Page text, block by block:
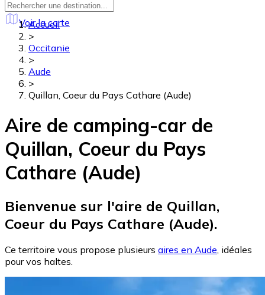
Voir la carte
Accueil
>
Occitanie
>
Aude
>
Quillan, Coeur du Pays Cathare (Aude)
Aire de camping-car de
Quillan, Coeur du Pays
Cathare (Aude)
Bienvenue sur l'aire de Quillan,
Coeur du Pays Cathare (Aude).
Ce territoire vous propose plusieurs aires en Aude, idéales
pour vos haltes.